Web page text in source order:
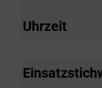
Uhrzeit